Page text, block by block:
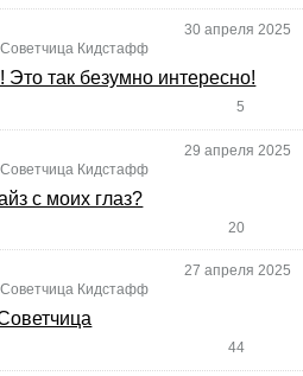
30 апреля 2025
Советчица Кидстафф
так безумно интересно!
5
29 апреля 2025
Советчица Кидстафф
с моих глаз?
20
27 апреля 2025
Советчица Кидстафф
44